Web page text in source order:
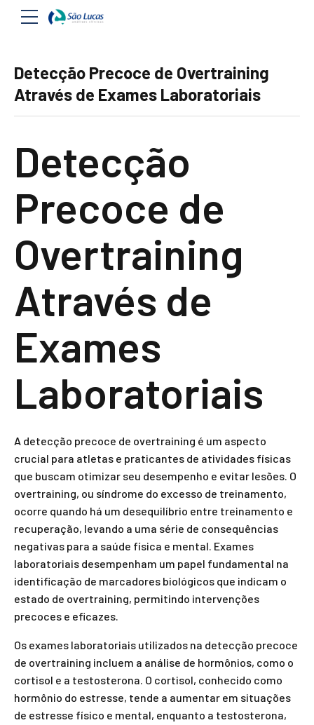
Detecção Precoce de Overtraining
Através de Exames Laboratoriais
Detecção
Precoce de
Overtraining
Através de
Exames
Laboratoriais
A detecção precoce de overtraining é um aspecto
crucial para atletas e praticantes de atividades físicas
que buscam otimizar seu desempenho e evitar lesões. O
overtraining, ou síndrome do excesso de treinamento,
ocorre quando há um desequilíbrio entre treinamento e
recuperação, levando a uma série de consequências
negativas para a saúde física e mental. Exames
laboratoriais desempenham um papel fundamental na
identificação de marcadores biológicos que indicam o
estado de overtraining, permitindo intervenções
precoces e eficazes.
Os exames laboratoriais utilizados na detecção precoce
de overtraining incluem a análise de hormônios, como o
cortisol e a testosterona. O cortisol, conhecido como
hormônio do estresse, tende a aumentar em situações
de estresse físico e mental, enquanto a testosterona,